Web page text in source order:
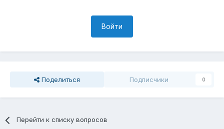
Войти
Поделиться Подписчики 0
Перейти к списку вопросов